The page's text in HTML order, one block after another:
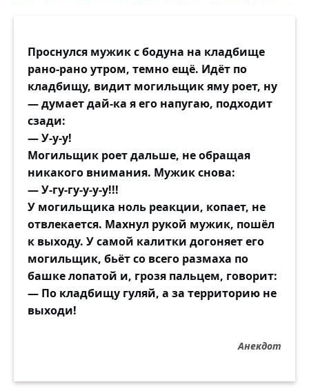
Спотыкаясь о ковёр,
Осознав, что непременно
С мужем будет разговор,
Но в душе тая надежду,
Что сойдет ей это с рук,
Стала скидывать одежду,
Слушая, спит ли супруг…
Звук часов раздался, сразу
Всех надежд её лишив.
Ведь всего четыре раза
Раздалось «ку-ку» в тиши.
Тихий шепот: «Вот, блин, штука!»
Плавно перешедший в мат.
Муж решит, сейчас двенадцать,
Проснулся мужик с бодуна на кладбище
рано-рано утром, темно ещё. Идёт по
кладбищу, видит могильщик яму роет, ну
— думает дай-ка я его напугаю, подходит
сзади:
— У-у-у!
Могильщик роет дальше, не обращая
никакого внимания. Мужик снова:
— У-гу-гу-у-у-у!!!
У могильщика ноль реакции, копает, не
отвлекается. Махнул рукой мужик, пошёл
к выходу. У самой калитки догоняет его
могильщик, бьёт со всего размаха по
башке лопатой и, грозя пальцем, говорит:
— По кладбищу гуляй, а за территорию не
выходи!
Анекдот